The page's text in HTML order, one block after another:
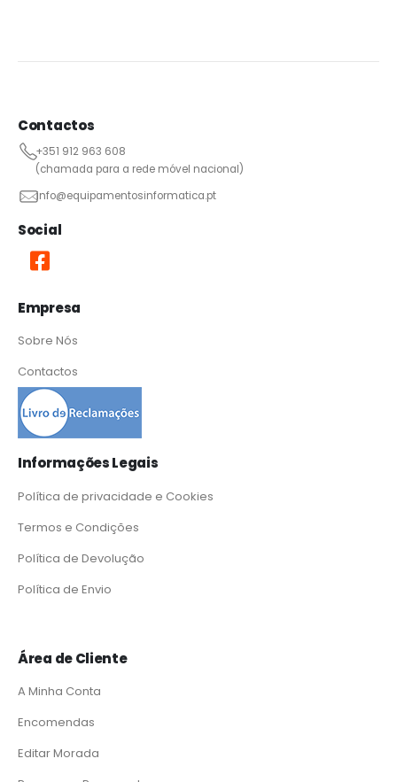
Contactos
+351 912 963 608
(chamada para a rede móvel nacional)
info@equipamentosinformatica.pt
Social
Empresa
Sobre Nós
Contactos
Informações Legais
Política de privacidade e Cookies
Termos e Condições
Política de Devolução
Política de Envio
Área de Cliente
A Minha Conta
Encomendas
Editar Morada